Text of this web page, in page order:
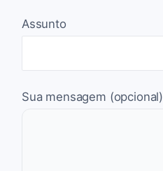
Assunto
Sua mensagem (opcional)